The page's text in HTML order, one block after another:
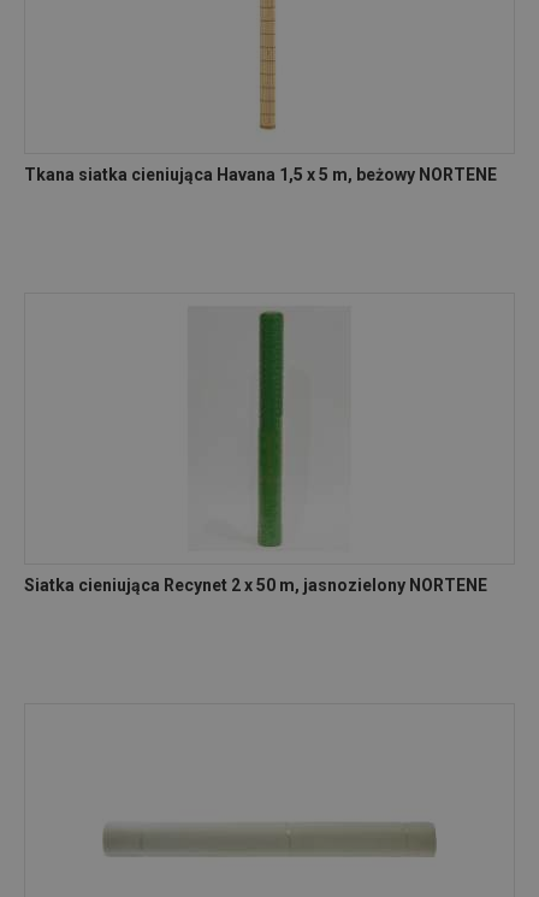
Tkana siatka cieniująca Havana 1,5 x 5 m, beżowy NORTENE
Siatka cieniująca Recynet 2 x 50 m, jasnozielony NORTENE